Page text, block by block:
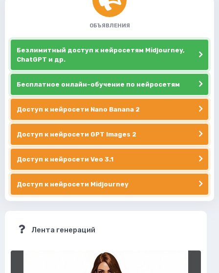
ОБЪЯВЛЕНИЯ
Безлимитный доступ к нейросетям Midjourney,
ChatGPT и др.
Бесплатное онлайн-обучение по нейросетям
Доступ к нейросети Nano Banana 2
Доступ к нейросети GPT Images 2
Доступ к нейросети Veo 3.1
Доступ к нейросети Midjourney
Лента генераций